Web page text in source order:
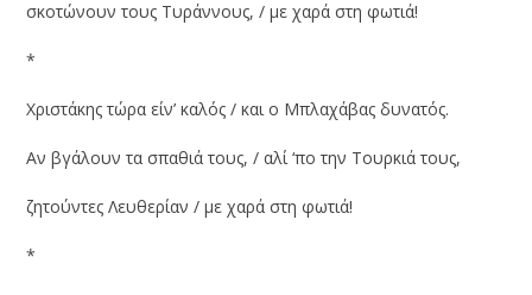
σκοτώνουν τους Τυράννους, / με χαρά στη φωτιά!
*
Χριστάκης τώρα είν’ καλός / και ο Μπλαχάβας δυνατός.
Αν βγάλουν τα σπαθιά τους, / αλί ‘πο την Τουρκιά τους,
ζητούντες Λευθερίαν / με χαρά στη φωτιά!
*